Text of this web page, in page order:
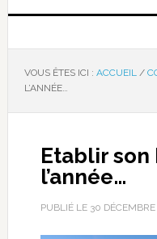
VOUS ÊTES ICI : ACCUEIL /
L’ANNÉE…
Etablir son
l’année…
PUBLIÉ LE 30